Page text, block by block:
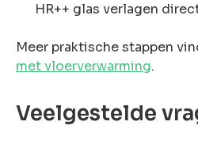
HR++ glas verlagen
Meer praktische stappen
met vloerverwarming.
Veelgestelde